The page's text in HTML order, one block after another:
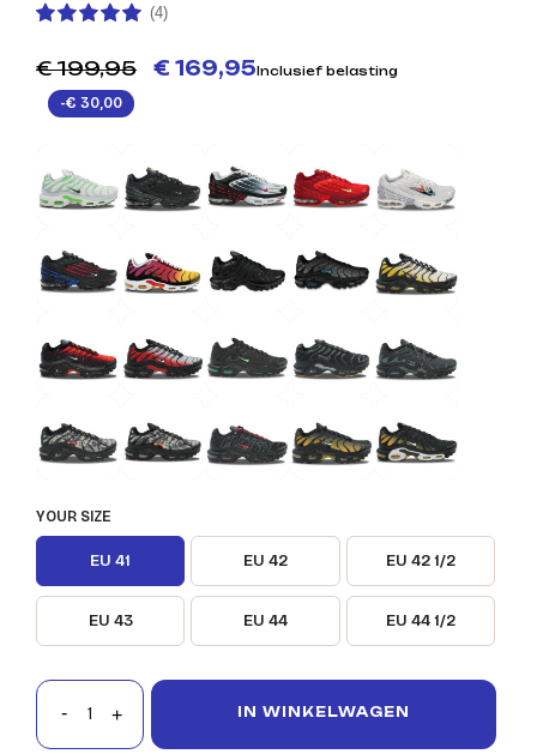
(4)
€ 199,95 € 169,95Inclusief belasting
-€ 30,00
YOUR SIZE
EU 41 EU 42 EU 42 1/2
EU 43 EU 44 EU 44 1/2
IN WINKELWAGEN